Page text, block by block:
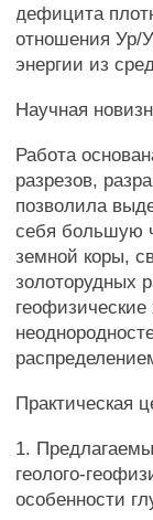
дефицита
отношения Ур/
энергии из
Научная
Работа
разрезов,
позволила
себя большую
земной коры,
золоторудных
Практическая
1.
геолого-
особенности